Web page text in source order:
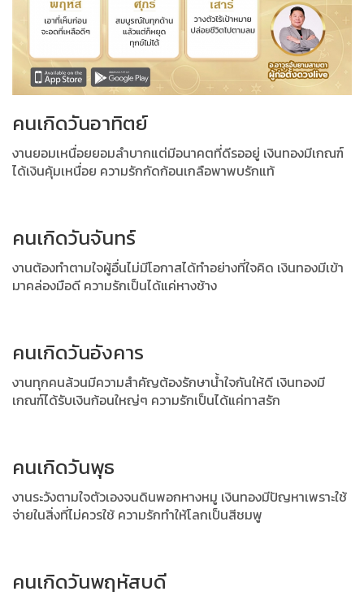
คนเกิดวันอาทิตย์
งานยอมเหนื่อยยอมลำบากแต่มีอนาคตที่ดีรออยู่ เงินทองมีเกณฑ์
ได้เงินคุ้มเหนื่อย ความรักกัดก้อนเกลือพาพบรักแท้
คนเกิดวันจันทร์
งานต้องทำตามใจผู้อื่นไม่มีโอกาสได้ทำอย่างที่ใจคิด เงินทองมีเข้า
มาคล่องมือดี ความรักเป็นได้แค่หางช้าง
คนเกิดวันอังคาร
งานทุกคนล้วนมีความสำคัญต้องรักษาน้ำใจกันให้ดี เงินทองมี
เกณฑ์ได้รับเงินก้อนใหญ่ๆ ความรักเป็นได้แค่ทาสรัก
คนเกิดวันพุธ
งานระวังตามใจตัวเองจนดินพอกหางหมู เงินทองมีปัญหาเพราะใช้
จ่ายในสิ่งที่ไม่ควรใช้ ความรักทำให้โลกเป็นสีชมพู
คนเกิดวันพฤหัสบดี